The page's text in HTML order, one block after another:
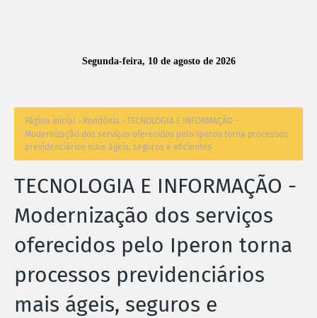
Segunda-feira, 10 de agosto de 2026
Página inicial Rondônia
TECNOLOGIA E INFORMAÇÃO -
Modernização dos serviços oferecidos pelo Iperon torna processos
previdenciários mais ágeis, seguros e eficientes
TECNOLOGIA E INFORMAÇÃO -
Modernização dos serviços
oferecidos pelo Iperon torna
processos previdenciários
mais ágeis, seguros e